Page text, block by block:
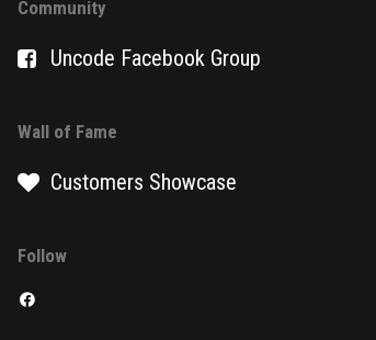
Community
Uncode Facebook Group
Wall of Fame
Customers Showcase
Follow